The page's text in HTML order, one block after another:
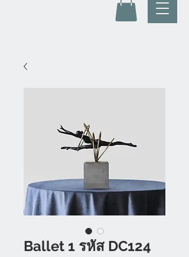
Ballet 1 รหัส DC124